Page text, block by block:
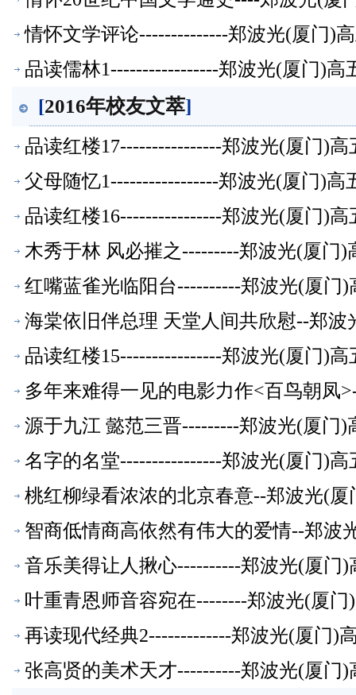
情怀文学评论--------------郑波光(厦门)
品读儒林1-----------------郑波光(厦门)高
[2016年校友文萃]
品读红楼17----------------郑波光(厦门)
父母随忆1-----------------郑波光(厦门)高
品读红楼16----------------郑波光(厦门)
木秀于林 风必摧之---------郑波光(厦门)
红嘴蓝雀光临阳台----------郑波光(厦门
海棠依旧伴总理 天堂人间共欣慰--郑
品读红楼15----------------郑波光(厦门)
多年来难得一见的电影力作<百鸟朝凤
源于九江 懿范三晋---------郑波光(厦门)
名字的名堂----------------郑波光(厦门)高
桃红柳绿看浓浓的北京春意--郑波光(
智商低情商高依然有伟大的爱情--郑波
音乐美得让人揪心----------郑波光(厦门
叶重青恩师音容宛在--------郑波光(厦
再读现代经典2-------------郑波光(厦门)
张高贤的美术天才----------郑波光(厦门